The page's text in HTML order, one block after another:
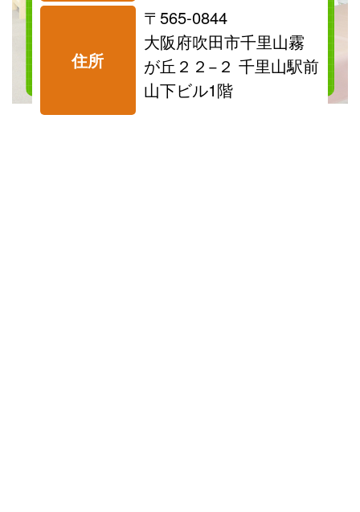
住所
〒565-0844
大阪府吹田市千里山霧
が丘２２−２ 千里山駅前
山下ビル1階
料金表を見る